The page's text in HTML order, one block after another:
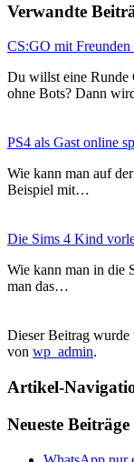
Verwandte
CS:GO mit Freunden
Du willst eine Runde
ohne Bots? Dann
PS4 als Gast online
Wie kann man auf
Beispiel mit…
Die Sims 4 Kind
Wie kann man in die
man das…
Dieser Beitrag wurde
von wp_admin.
Artikel-
Neueste Beiträge